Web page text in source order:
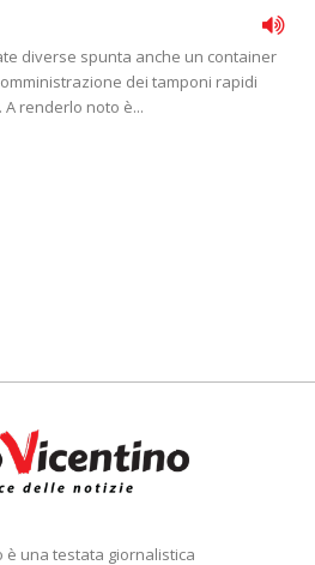
diverse spunta anche un container
dei tamponi rapidi
renderlo noto è...
è una testata giornalistica